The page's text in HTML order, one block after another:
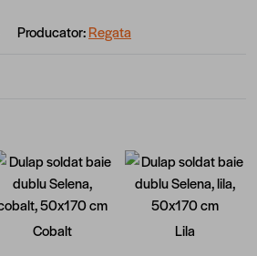
Producator:Regata
Cobalt Lila